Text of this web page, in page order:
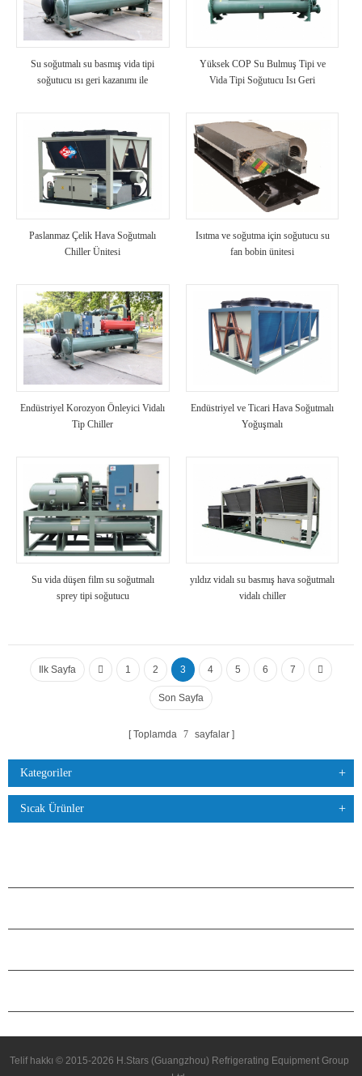
Su soğutmalı su basmış vida tipi
soğutucu ısı geri kazanımı ile
Yüksek COP Su Bulmuş Tipi ve
Vida Tipi Soğutucu Isı Geri
Paslanmaz Çelik Hava Soğutmalı
Chiller Ünitesi
Isıtma ve soğutma için soğutucu su
fan bobin ünitesi
Endüstriyel Korozyon Önleyici Vidalı
Tip Chiller
Endüstriyel ve Ticari Hava Soğutmalı
Yoğuşmalı
Su vida düşen film su soğutmalı
sprey tipi soğutucu
yıldız vidalı su basmış hava soğutmalı
vidalı chiller
Ilk Sayfa 1 2 3 4 5 6 7
Son Sayfa
Toplamda 7 sayfalar
Kategoriler
Sıcak Ürünler
Telif hakkı © 2015-2026 H.Stars (Guangzhou) Refrigerating Equipment Group